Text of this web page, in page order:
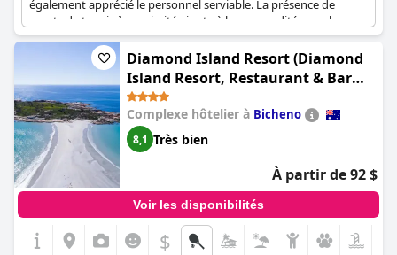
également apprécié le personnel serviable. La présence de
courts de tennis à proximité ajoute à la commodité pour les
amateurs de tennis. De plus, l'établissement dispose d'un terrain
combiné de tennis et de basket-ball, offrant ainsi davantage
d'options de loisirs aux visiteurs. Dans l'ensemble, l'espace
tennis reçoit des remarques positives et semble être un aspect
favorable pour ceux qui cherchent à rester actifs pendant leur
visite.
Diamond Island Resort (Diamond
Island Resort, Restaurant & Bar
and Penguin Show)
Complexe hôtelier à Bicheno
8,1 Très bien
À partir de 92 $
Voir les disponibilités
$